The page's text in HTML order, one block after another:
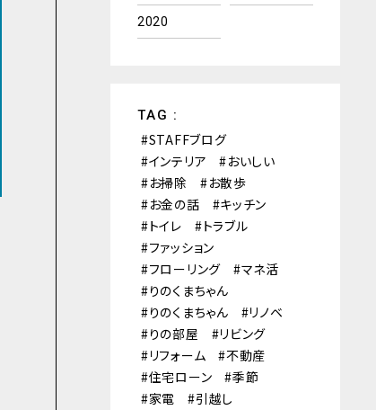
2020
TAG :
STAFFブログ
インテリア
おいしい
お掃除
お散歩
お金の話
キッチン
トイレ
トラブル
ファッション
フローリング
マネ活
りのくまちゃん
りのくまちゃん
リノベ
りの部屋
リビング
リフォーム
不動産
住宅ローン
季節
家電
引越し